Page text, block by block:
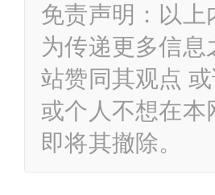
免责声明：以
为传递更多信
站赞同其观点
或个人不想在本
即将其撤除。